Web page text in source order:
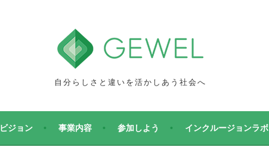
自分らしさと違いを活かしあう社会へ
ビジョン 事業内容 参加しよう インクルージョンラボ